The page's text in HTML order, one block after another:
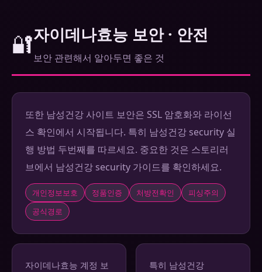
🔐자이데나효능 보안 · 안전
보안 관련해서 알아두면 좋은 것
또한 남성건강 사이트 보안은 SSL 암호화와 라이선
스 확인에서 시작됩니다. 특히 남성건강 security 실
행 방법 두번째를 따르세요. 중요한 것은 스토리러
브에서 남성건강 security 가이드를 확인하세요.
개인정보보호 정품인증 처방전확인
피싱주의
공식경로
자이데나효능 계정 보
특히 남성건강